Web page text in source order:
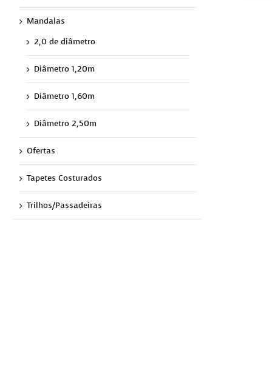
Mandalas
2,0 de diâmetro
Diâmetro 1,20m
Diâmetro 1,60m
Diâmetro 2,50m
Ofertas
Tapetes Costurados
Trilhos/Passadeiras